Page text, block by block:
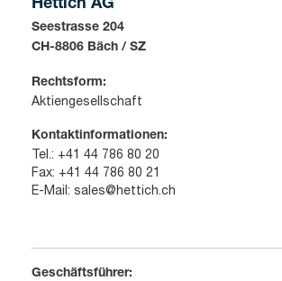
Hettich AG
Seestrasse 204
CH-8806 Bäch / SZ
Rechtsform:
Aktiengesellschaft
Kontaktinformationen:
Tel.: +41 44 786 80 20
Fax: +41 44 786 80 21
E-Mail: sales@hettich.ch
Geschäftsführer: